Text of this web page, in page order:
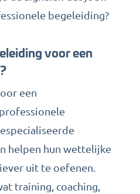
begeleiding?
voor een
een
helpen hun wettelijke
uit te oefenen.
training, coaching,